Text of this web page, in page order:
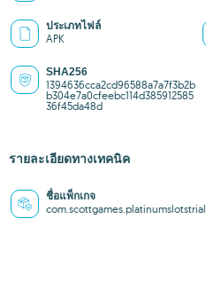
ประเภทไฟล์
APK
SHA256
1394636cca2cd96588a7a7f3b2b
b304e7a0cfeebc114d385912585
36f45da48d
รายละเอียดทางเทคนิค
ชื่อแพ็กเกจ
com.scottgames.platinumslotstrial